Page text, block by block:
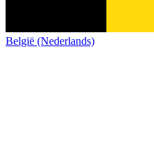
België (Nederlands)